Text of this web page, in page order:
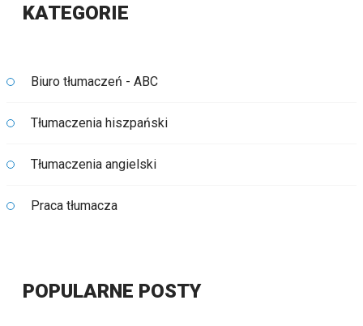
KATEGORIE
Biuro tłumaczeń - ABC
Tłumaczenia hiszpański
Tłumaczenia angielski
Praca tłumacza
POPULARNE POSTY